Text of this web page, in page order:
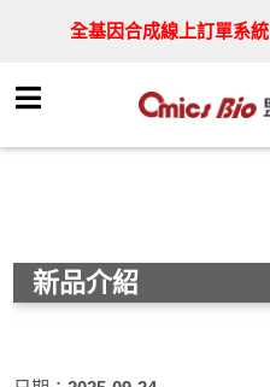
全基因合成線上訂單系統
新品介紹
促銷活動